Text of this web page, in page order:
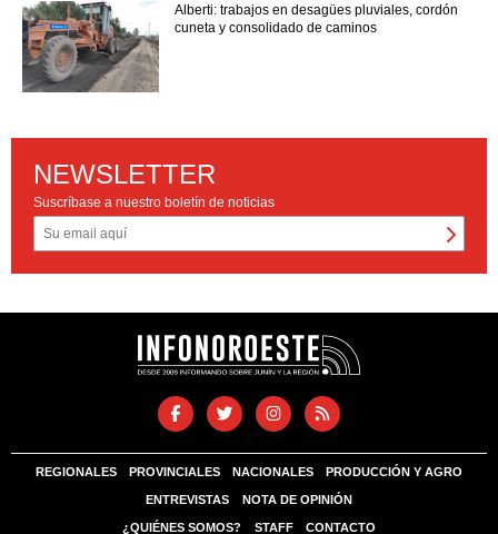
Alberti: trabajos en desagües pluviales, cordón
cuneta y consolidado de caminos
NEWSLETTER
Suscríbase a nuestro boletín de noticias
REGIONALES PROVINCIALES NACIONALES PRODUCCIÓN Y AGRO
ENTREVISTAS NOTA DE OPINIÓN
¿QUIÉNES SOMOS? STAFF CONTACTO